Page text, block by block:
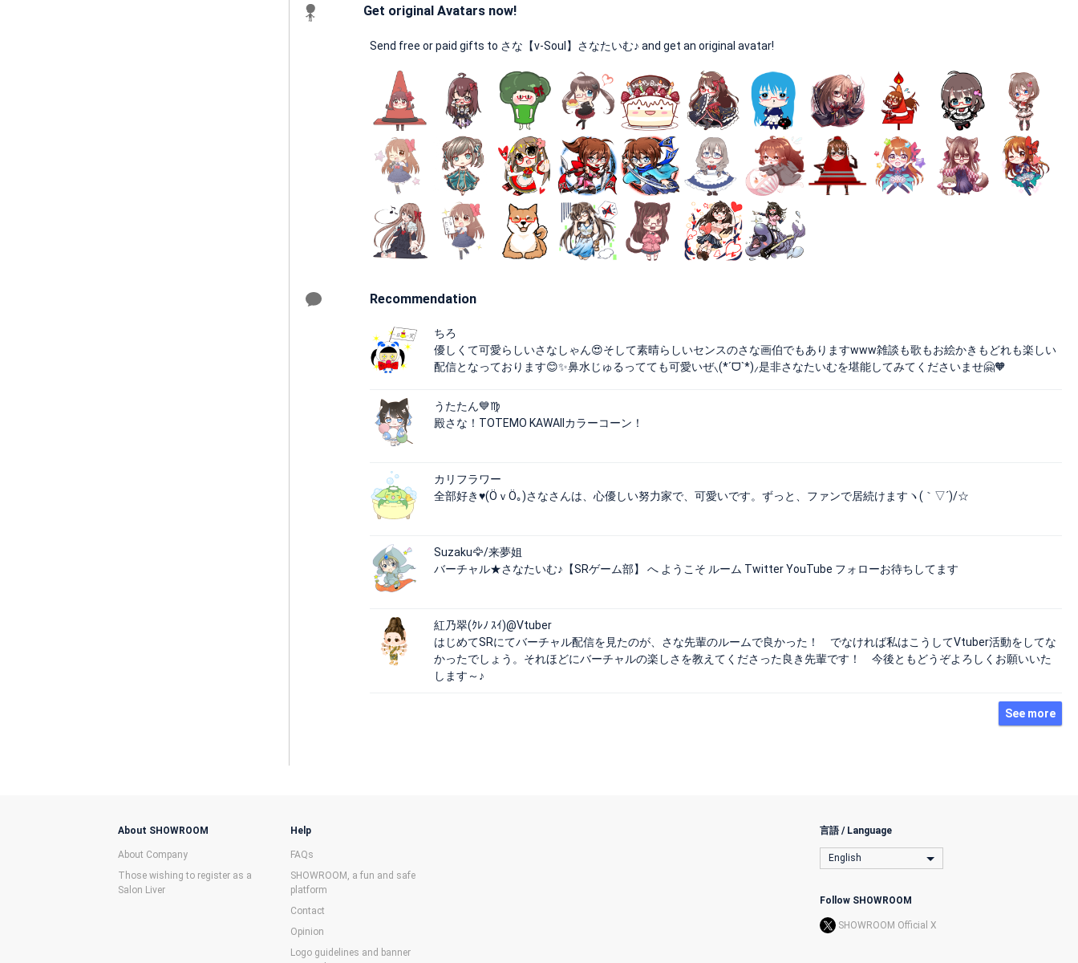
Get original Avatars now!
Send free or paid gifts to さな【v-Soul】さなたいむ♪ and get an original avatar!
Recommendation
ちろ
優しくて可愛らしいさなしゃん😍そして素晴らしいセンスのさな画伯でもありますwww雑談も歌もお絵かきもどれも楽しい
配信となっております😊✨鼻水じゅるってても可愛いぜ⸜(*ˊᗜˋ*)⸝是非さなたいむを堪能してみてくださいませ🤗🧡
うたたん💙♍️
殿さな！TOTEMO KAWAIIカラーコーン！
カリフラワー
全部好き♥(ӦｖӦ｡)さなさんは、心優しい努力家で、可愛いです。ずっと、ファンで居続けますヽ(｀▽´)/☆
Suzaku🦅/来夢姐
バーチャル★さなたいむ♪【SRゲーム部】 へ ようこそ ルーム Twitter YouTube フォローお待ちしてます
紅乃翠(ｸﾚﾉ ｽｲ)@Vtuber
はじめてSRにてバーチャル配信を見たのが、さな先輩のルームで良かった！ でなければ私はこうしてVtuber活動をしてな
かったでしょう。それほどにバーチャルの楽しさを教えてくださった良き先輩です！ 今後ともどうぞよろしくお願いいた
します～♪
See more
About SHOWROOM
About Company
Those wishing to register as a
Salon Liver
Help
FAQs
SHOWROOM, a fun and safe
platform
Contact
Opinion
Logo guidelines and banner
言語 / Language
English
Follow SHOWROOM
SHOWROOM Official X